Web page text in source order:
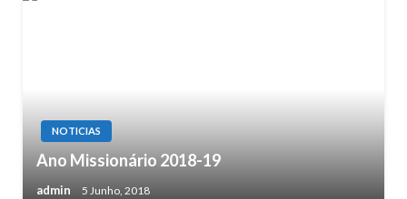
NOTICIAS
Ano Missionário 2018-19
admin 5 Junho, 2018